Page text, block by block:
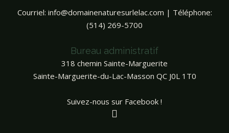
Courriel: info@domainenaturesurlelac.com | Téléphone:
(514) 269-5700
Bureau administratif
318 chemin Sainte-Marguerite
Sainte-Marguerite-du-Lac-Masson QC J0L 1T0
Suivez-nous sur Facebook !